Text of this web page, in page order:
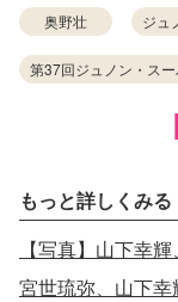
奥野壮 ジュ
第37回ジュノン・ス
もっと詳しくみる
宮世琉弥、山下幸